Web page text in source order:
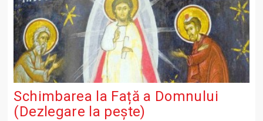
Schimbarea la Față a Domnului
(Dezlegare la peşte)